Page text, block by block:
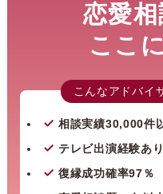
恋愛
ここ
こんなアドバイ
相談実績30,000件
テレビ出演経験あり
復縁成功確率97％